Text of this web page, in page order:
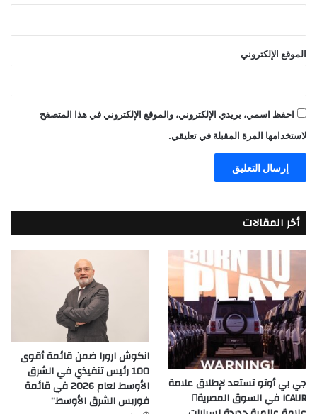
الموقع الإلكتروني
احفظ اسمي، بريدي الإلكتروني، والموقع الإلكتروني في هذا المتصفح
لاستخدامها المرة المقبلة في تعليقي.
أخر المقالات
جي بي أوتو تستعد لإطلاق علامة
iCAUR في السوق المصرية
انكوش ارورا ضمن قائمة أقوى
100 رئيس تنفيذي في الشرق
الأوسط لعام 2026 في قائمة
فوربس الشرق الأوسط”